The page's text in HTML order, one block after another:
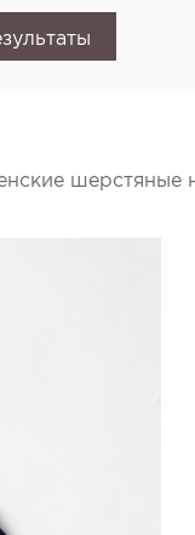
шерстяные